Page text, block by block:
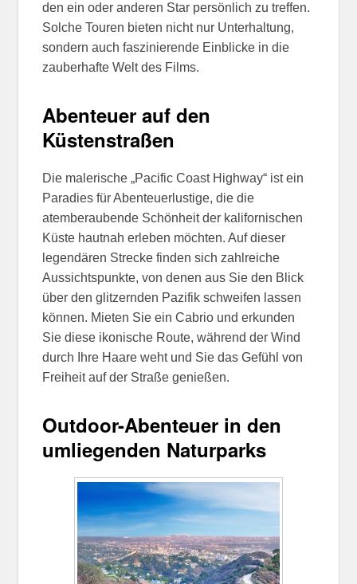
den ein oder anderen Star persönlich zu treffen.
Solche Touren bieten nicht nur Unterhaltung,
sondern auch faszinierende Einblicke in die
zauberhafte Welt des Films.
Abenteuer auf den
Küstenstraßen
Die malerische „Pacific Coast Highway“ ist ein
Paradies für Abenteuerlustige, die die
atemberaubende Schönheit der kalifornischen
Küste hautnah erleben möchten. Auf dieser
legendären Strecke finden sich zahlreiche
Aussichtspunkte, von denen aus Sie den Blick
über den glitzernden Pazifik schweifen lassen
können. Mieten Sie ein Cabrio und erkunden
Sie diese ikonische Route, während der Wind
durch Ihre Haare weht und Sie das Gefühl von
Freiheit auf der Straße genießen.
Outdoor-Abenteuer in den
umliegenden Naturparks